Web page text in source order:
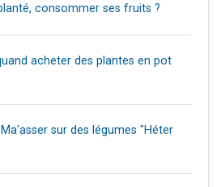
consommer ses fruits ?
acheter des plantes en pot
sur des légumes "Héter